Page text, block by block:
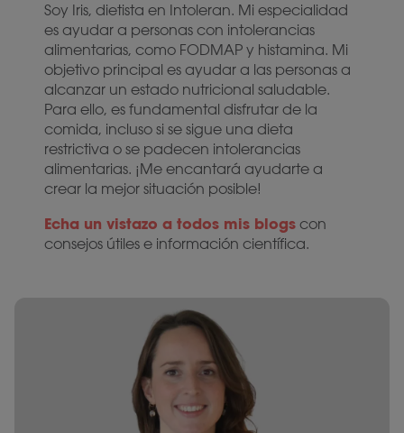
Soy Iris, dietista en Intoleran. Mi especialidad
es ayudar a personas con intolerancias
alimentarias, como FODMAP y histamina. Mi
objetivo principal es ayudar a las personas a
alcanzar un estado nutricional saludable.
Para ello, es fundamental disfrutar de la
comida, incluso si se sigue una dieta
restrictiva o se padecen intolerancias
alimentarias. ¡Me encantará ayudarte a
crear la mejor situación posible!
Echa un vistazo a todos mis blogs con
consejos útiles e información científica.